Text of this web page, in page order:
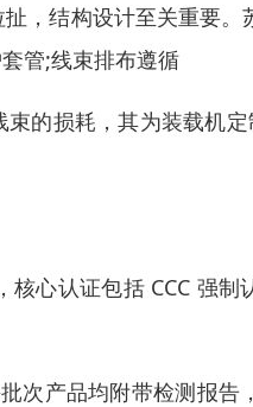
，结构设计至关重要
管;线束排布遵循
的损耗，其为装载机
心认证包括 CCC 强制
次产品均附带检测报告